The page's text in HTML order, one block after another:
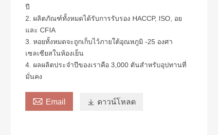
ปี
2. ผลิตภัณฑ์ทั้งหมดได้รับการรับรอง HACCP, ISO, อย
และ CFIA
3. หอยทั้งหมดจะถูกเก็บไว้ภายใต้อุณหภูมิ -25 องศา
เซลเซียสในห้องเย็น
4. ผลผลิตประจำปีของเราคือ 3,000 ตันสำหรับอุปทานที่
มั่นคง
 Email  ดาวน์โหลด